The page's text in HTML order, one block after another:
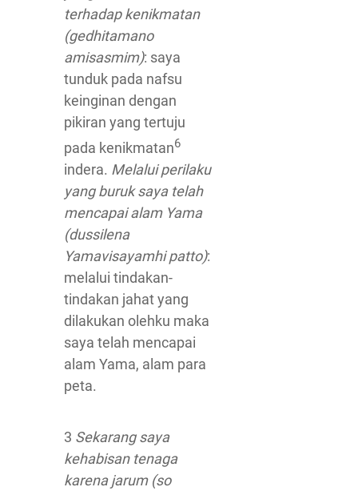
terhadap kenikmatan
(gedhitamano
amisasmim): saya
tunduk pada nafsu
keinginan dengan
pikiran yang tertuju
pada kenikmatan6
indera. Melalui perilaku
yang buruk saya telah
mencapai alam Yama
(dussilena
Yamavisayamhi patto):
melalui tindakan-
tindakan jahat yang
dilakukan olehku maka
saya telah mencapai
alam Yama, alam para
peta.
3 Sekarang saya
kehabisan tenaga
karena jarum (so